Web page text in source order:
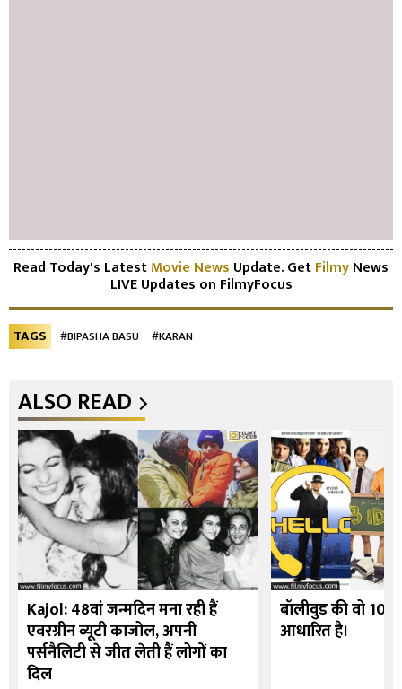
Read Today's LatestMovie News Update. GetFilmyNews
LIVE Updates on FilmyFocus
TAGS #BIPASHA BASU #KARAN
ALSO READ
Kajol: 48वां जन्मदिन मना रही हैं
एवरग्रीन ब्यूटी काजोल, अपनी
पर्सनैलिटी से जीत लेती हैं लोगों का
दिल
बॉलीवुड की वो 10
आधारित है।